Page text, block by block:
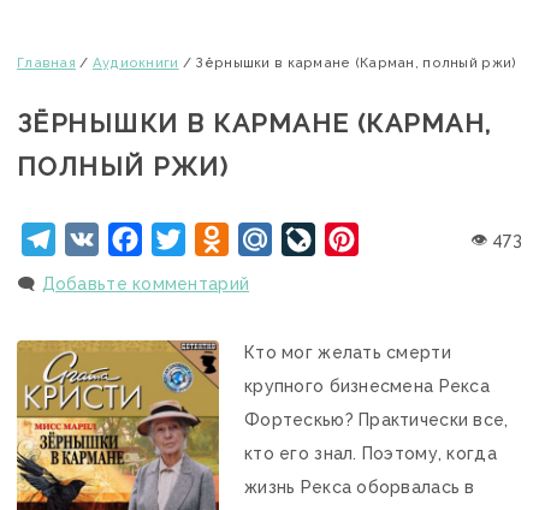
Главная / Аудиокниги / Зёрнышки в кармане (Карман, полный ржи)
ЗЁРНЫШКИ В КАРМАНЕ (КАРМАН,
ПОЛНЫЙ РЖИ)
Telegram
VK FacebookTwitterOdnoklassniki
Mail.RuLiveJournal 👁 473
🗨️ Добавьте комментарий
Кто мог желать смерти
крупного бизнесмена Рекса
Фортескью? Практически все,
кто его знал. Поэтому, когда
жизнь Рекса оборвалась в